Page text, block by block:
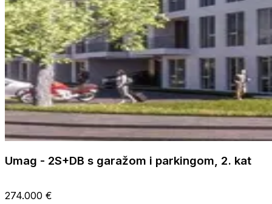
Umag - 2S+DB s garažom i parkingom, 2. kat
274.000 €